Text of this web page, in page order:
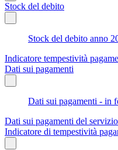
Stock del debito
Stock del debito anno
Indicatore tempestività
Dati sui pagamenti
Dati sui pagamenti - in
Dati sui pagamenti del
Indicatore di tempestività